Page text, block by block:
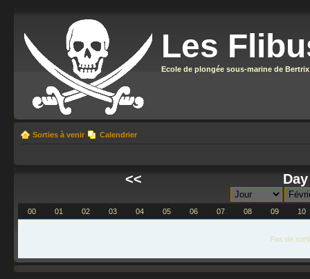
Les
Ecole de plongée sous-marine de Bertrix
Sorties à venir Calendrier
<<
00 01 02 03 04 05 06 07 08 09 10
Pas de